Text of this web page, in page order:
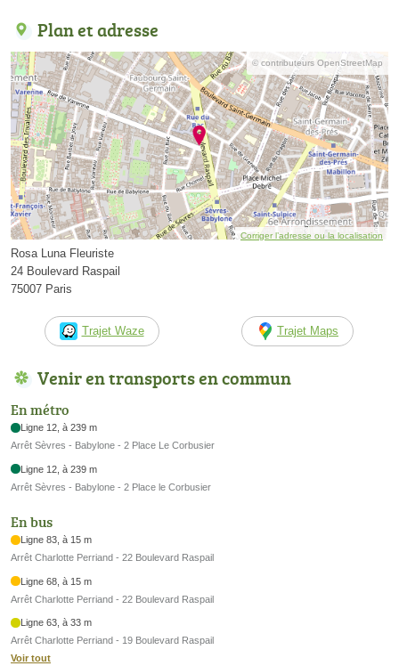
Plan et adresse
© contributeurs OpenStreetMap
Corriger l’adresse ou la localisation
Rosa Luna Fleuriste
24 Boulevard Raspail
75007 Paris
Trajet Waze Trajet Maps
Venir en transports en commun
En métro
Ligne 12, à 239 m
Arrêt Sèvres - Babylone - 2 Place Le Corbusier
Ligne 12, à 239 m
Arrêt Sèvres - Babylone - 2 Place le Corbusier
En bus
Ligne 83, à 15 m
Arrêt Charlotte Perriand - 22 Boulevard Raspail
Ligne 68, à 15 m
Arrêt Charlotte Perriand - 22 Boulevard Raspail
Ligne 63, à 33 m
Arrêt Charlotte Perriand - 19 Boulevard Raspail
Voir tout